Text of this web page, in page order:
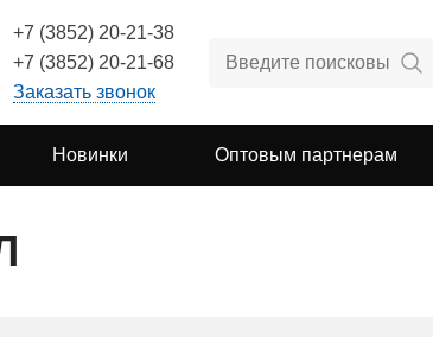
+7 (3852) 20-21-38
+7 (3852) 20-21-68
Заказать звонок
Новинки Оптовым партнерам